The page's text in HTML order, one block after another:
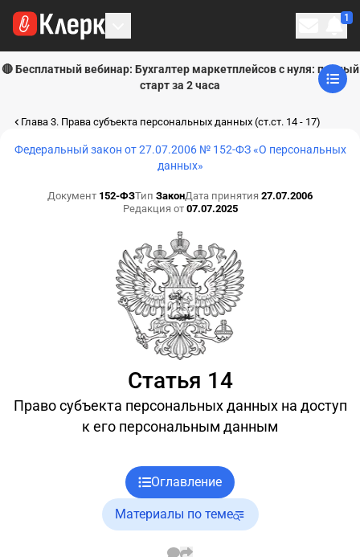
1
🔴 Бесплатный вебинар: Бухгалтер маркетплейсов с нуля: полный
старт за 2 часа
Глава 3. Права субъекта персональных данных (ст.ст. 14 - 17)
Федеральный закон от 27.07.2006 № 152-ФЗ «О персональных
данных»
Документ 152-ФЗТип ЗаконДата принятия 27.07.2006
Редакция от 07.07.2025
Статья 14
Право субъекта персональных данных на доступ
к его персональным данным
Оглавление
Материалы по теме